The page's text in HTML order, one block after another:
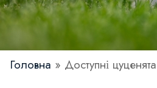
Головна » Доступні цуценята